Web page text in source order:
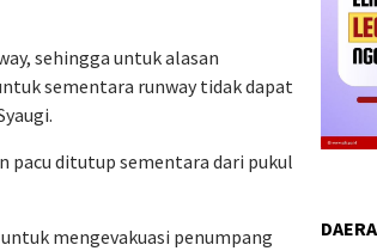
sehingga untuk alasan
sementara runway tidak dapat
pacu ditutup sementara dari pukul
mengevakuasi penumpang